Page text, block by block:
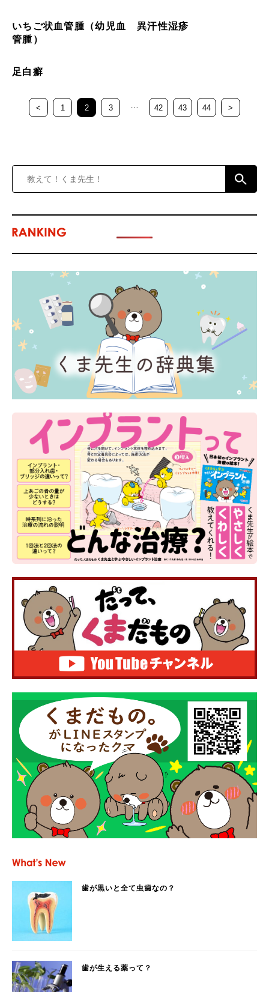
いちご状血管腫（幼児血
管腫）
異汗性湿疹
足白癬
< 1 2 3 … 42 43 44 >
歯が黒いと全て虫歯なの？
歯が生える薬って？